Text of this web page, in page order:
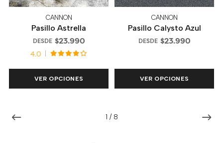
1 / 8
CANNON
Pasillo Astrella
DESDE $23.990
4.0
VER OPCIONES
CANNON
Pasillo Calysto Azul
DESDE $23.990
VER OPCIONES